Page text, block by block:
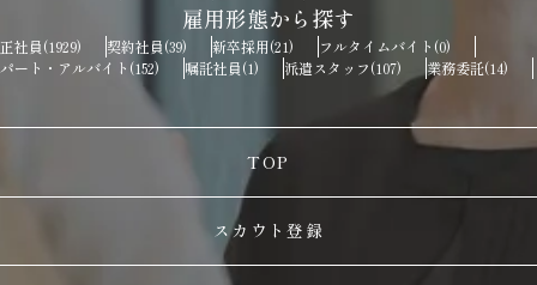
雇用形態から探す
正社員(1929) 契約社員(39) 新卒採用(21) フルタイムバイト (0)
パート・アルバイト (152) 嘱託社員(1) 派遣スタッフ(107) 業務委託(14)
TOP
スカウト登録